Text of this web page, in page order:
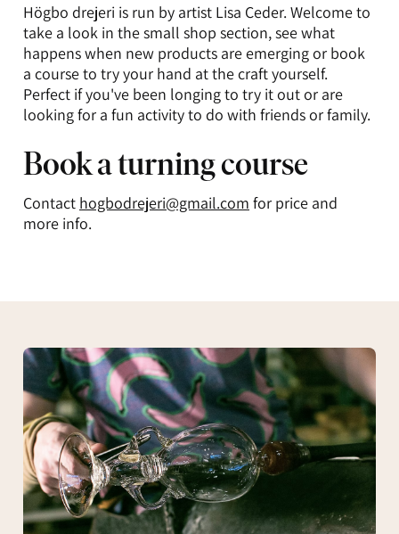
Högbo drejeri is run by artist Lisa Ceder. Welcome to
take a look in the small shop section, see what
happens when new products are emerging or book
a course to try your hand at the craft yourself.
Perfect if you've been longing to try it out or are
looking for a fun activity to do with friends or family.
Book a turning course
Contact hogbodrejeri@gmail.com for price and
more info.
Glass
blowing